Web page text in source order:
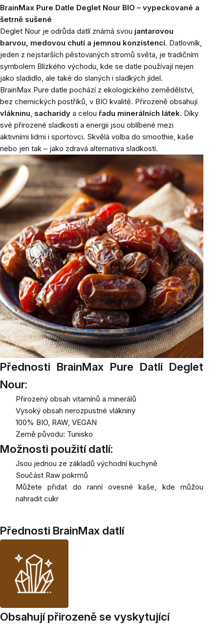
BrainMax Pure Datle Deglet Nour BIO – vypeckované a
šetrně sušené
Deglet Nour je odrůda datlí známá svou jantarovou
barvou, medovou chutí a jemnou konzistencí. Datlovník,
jeden z nejstarších pěstovaných stromů světa, je tradičním
symbolem Blízkého východu, kde se datle používají nejen
jako sladidlo, ale také do slaných i sladkých jídel.
BrainMax Pure datle pochází z ekologického zemědělství,
bez chemických postřiků, v BIO kvalitě. Přirozeně obsahují
vlákninu, sacharidy a celou řadu minerálních látek. Díky
své přirozené sladkosti a energii jsou oblíbené mezi
aktivními lidmi i sportovci. Skvělá volba do smoothie, kaše
nebo jen tak – jako zdravá alternativa sladkostí.
Přednosti BrainMax Pure Datlí Deglet
Nour:
Přirozený obsah vitamínů a minerálů
Vysoký obsah nerozpustné vlákniny
100% BIO, RAW, VEGAN
Země původu: Tunisko
Možnosti použití datlí:
Jsou jednou ze základů východní kuchyně
Součást Raw pokrmů
Můžete přidat do ranní ovesné kaše, kde můžou
nahradit cukr
Přednosti BrainMax datlí
Obsahují přirozeně se vyskytující